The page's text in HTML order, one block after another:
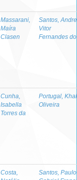
Massarani,
Maíra
Clasen
Santos, Andre
Vitor
Fernandes
Cunha,
Isabella
Torres da
Portugal,
Oliveira
Costa,
Santos, Paulo